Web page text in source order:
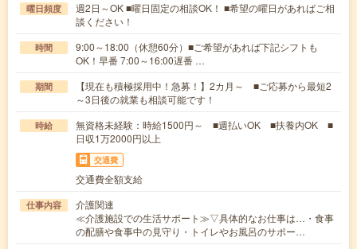
曜日頻度
週2日～OK ■曜日固定の相談OK！ ■希望の曜日があればご相
談ください！
時間
9:00～18:00（休憩60分）■ご希望があれば下記シフトも
OK！早番 7:00～16:00遅番 …
期間
【現在も積極採用中！急募！】2カ月～ ■ご応募から最短2
～3日後の就業も相談可能です！
時給
無資格未経験：時給1500円～ ■週払いOK ■扶養内OK ■
日収1万2000円以上
交通費
交通費全額支給
仕事内容
介護関連
≪介護施設での生活サポート≫▽具体的なお仕事は…・食事
の配膳や食事中の見守り・トイレやお風呂のサポー…